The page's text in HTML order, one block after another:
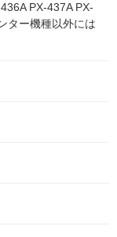
PX-437A PX-
ター機種以外には